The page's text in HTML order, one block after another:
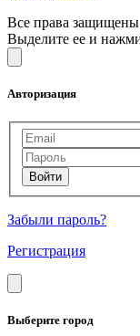
Все права
Выделите ее и
Авторизация
Забыли пароль?
Регистрация
Выберите город